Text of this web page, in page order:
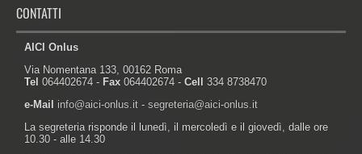
CONTATTI
AICI Onlus
Via Nomentana 133, 00162 Roma
Tel 064402674 - Fax 064402674 - Cell 334 8738470
e-Mail info@aici-onlus.it - segreteria@aici-onlus.it
La segreteria risponde il lunedì, il mercoledì e il giovedì, dalle ore
10.30 - alle 14.30